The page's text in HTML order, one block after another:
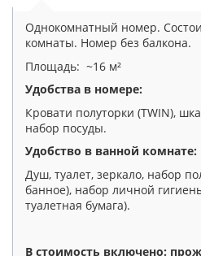
Однокомнатный номер.
комнаты. Номер без балкона.
Площадь: ~16 м²
Удобства в номере:
Кровати полуторки (TWIN),
набор посуды.
Удобство в ванной комнате:
Душ, туалет, зеркало, набор
банное), набор личной
туалетная бумага).
В стоимость включено: